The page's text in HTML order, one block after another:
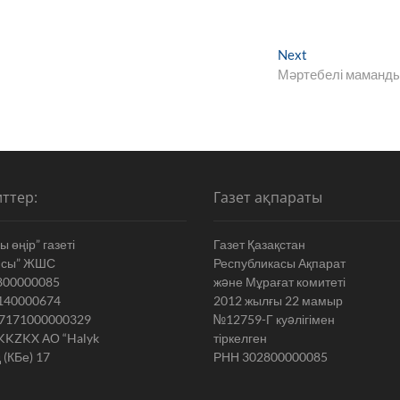
Next
post:
Мәртебелі
өңір” газеті
ЖШС
АО “Halyk
(КБе) 17
Газет ақпараты
Газет Қазақстан
Республикасы Ақпарат
жəне Мұрағат комитеті
2012 жылғы 22 мамыр
№12759-Г куəлігімен
тіркелген
РНН 302800000085